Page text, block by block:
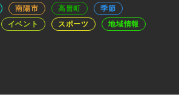
南陽市 高畠町
季節
イベント スポーツ 地域情報